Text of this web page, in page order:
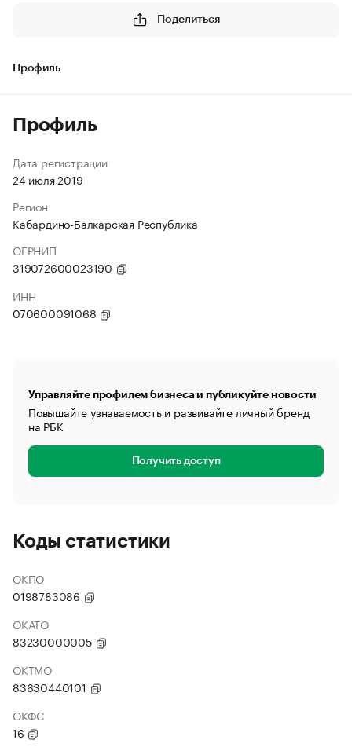
Поделиться
Профиль
Профиль
Дата регистрации
24 июля 2019
Регион
Кабардино-Балкарская Республика
ОГРНИП
319072600023190
ИНН
070600091068
Управляйте профилем бизнеса и публикуйте новости
Повышайте узнаваемость и развивайте личный бренд
на РБК
Получить доступ
Коды статистики
ОКПО
0198783086
ОКАТО
83230000005
ОКТМО
83630440101
ОКФС
16